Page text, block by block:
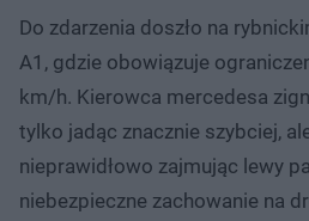
Do zdarzenia doszło na
A1, gdzie obowiązuje
km/h. Kierowca mercedesa
tylko jadąc znacznie szybciej,
nieprawidłowo zajmując lewy
niebezpieczne zachowanie na